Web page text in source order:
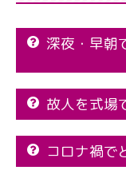
深夜・早朝
故人を式場
コロナ禍で